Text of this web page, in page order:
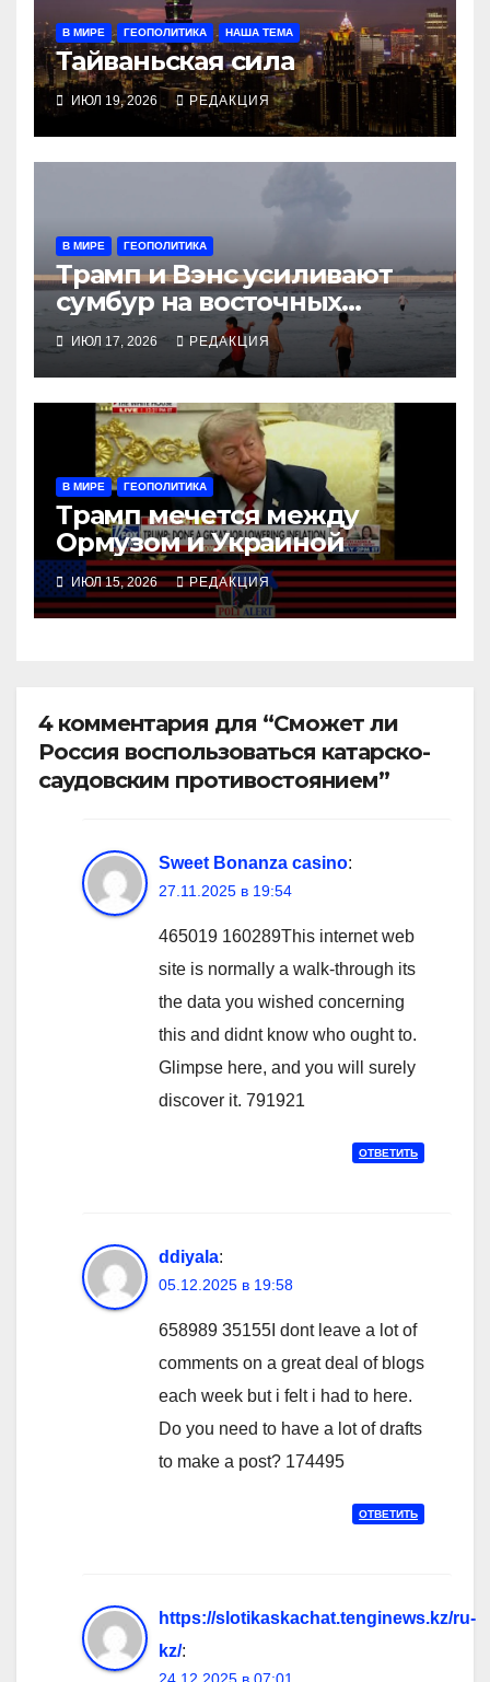
В МИРЕ ГЕОПОЛИТИКА НАША ТЕМА
Тайваньская сила
ИЮЛ 19, 2026 РЕДАКЦИЯ
В МИРЕ ГЕОПОЛИТИКА
Трамп и Вэнс усиливают
сумбур на восточных
направлениях
ИЮЛ 17, 2026 РЕДАКЦИЯ
В МИРЕ ГЕОПОЛИТИКА
Трамп мечется между
Ормузом и Украиной
ИЮЛ 15, 2026 РЕДАКЦИЯ
4 комментария для “Сможет ли
Россия воспользоваться катарско-
саудовским противостоянием”
Sweet Bonanza casino:
27.11.2025 в 19:54
465019 160289This internet web
site is normally a walk-through its
the data you wished concerning
this and didnt know who ought to.
Glimpse here, and you will surely
discover it. 791921
ОТВЕТИТЬ
ddiyala:
05.12.2025 в 19:58
658989 35155I dont leave a lot of
comments on a great deal of blogs
each week but i felt i had to here.
Do you need to have a lot of drafts
to make a post? 174495
ОТВЕТИТЬ
https://slotikaskachat.tenginews.kz/ru-
kz/: